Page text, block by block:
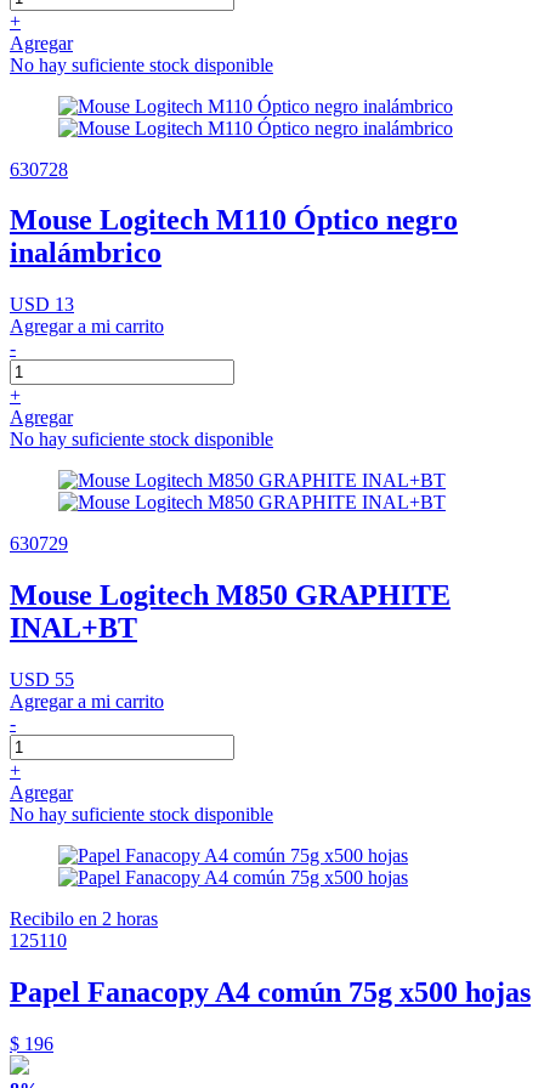
+
Agregar
No hay suficiente stock disponible
630728
Mouse Logitech M110 Óptico negro
inalámbrico
USD 13
Agregar a mi carrito
-
+
Agregar
No hay suficiente stock disponible
630729
Mouse Logitech M850 GRAPHITE
INAL+BT
USD 55
Agregar a mi carrito
-
+
Agregar
No hay suficiente stock disponible
Recibilo en 2 horas
125110
Papel Fanacopy A4 común 75g x500 hojas
$ 196